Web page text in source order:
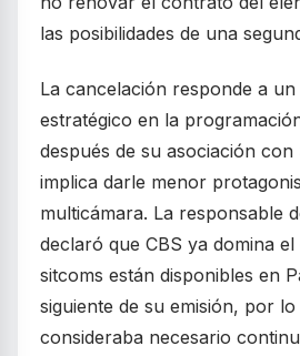
las posibilidades de una
La cancelación responde a un
estratégico en la
después de su asociación con
implica darle menor
multicámara. La responsable
declaró que CBS ya domina
sitcoms están disponibles en
siguiente de su emisión, por
consideraba necesario